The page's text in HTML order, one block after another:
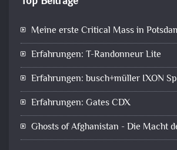
Meine erste Critical Mass in
Erfahrungen: T-Randonneur Lite
Erfahrungen: busch+müller IXON
Erfahrungen: Gates CDX
Ghosts of Afghanistan - Die Macht